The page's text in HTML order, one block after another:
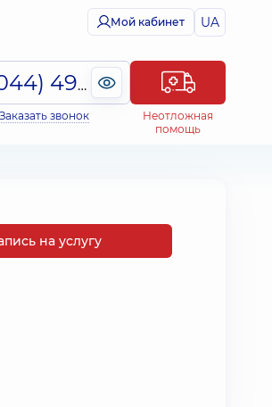
Мой кабинет UA
(044) 495-2-888
Заказать звонок
Неотложная
помощь
на услугу